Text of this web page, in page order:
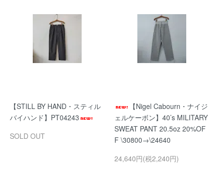
【STILL BY HAND・スティル
バイハンド】PT04243
SOLD OUT
【Nigel Cabourn・ナイジ
ェルケーボン】40’s MILITARY
SWEAT PANT 20.5oz 20%OF
F \30800→\24640
24,640円(税2,240円)